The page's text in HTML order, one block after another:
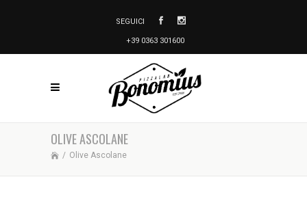
SEGUICI
+39 0363 301600
OLIVE ASCOLANE
/ Olive Ascolane